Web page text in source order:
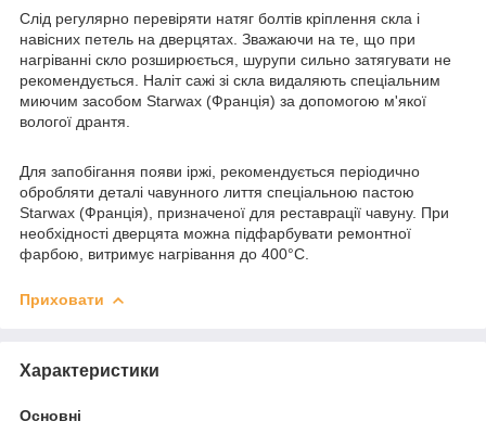
Слід регулярно перевіряти натяг болтів кріплення скла і
навісних петель на дверцятах. Зважаючи на те, що при
нагріванні скло розширюється, шурупи сильно затягувати не
рекомендується. Наліт сажі зі скла видаляють спеціальним
миючим засобом Starwax (Франція) за допомогою м'якої
вологої дрантя.
Для запобігання появи іржі, рекомендується періодично
обробляти деталі чавунного лиття спеціальною пастою
Starwax (Франція), призначеної для реставрації чавуну. При
необхідності дверцята можна підфарбувати ремонтної
фарбою, витримує нагрівання до 400°С.
Приховати
Характеристики
Основні